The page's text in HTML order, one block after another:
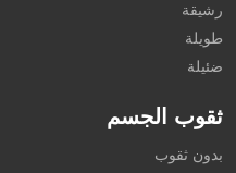
رشيقة
طويلة
ضئيلة
ثقوب الجسم
بدون ثقوب